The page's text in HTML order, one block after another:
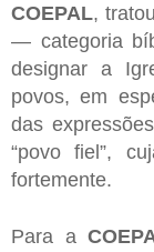
COEPAL,
— categoria
designar a
povos, em
das
“povo fiel”,
fortemente.
Para a